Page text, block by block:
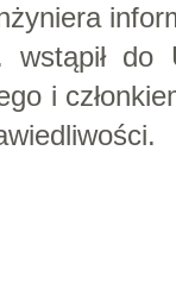
do
i